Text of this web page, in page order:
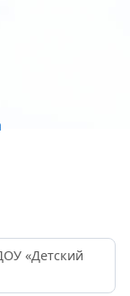
«Детский